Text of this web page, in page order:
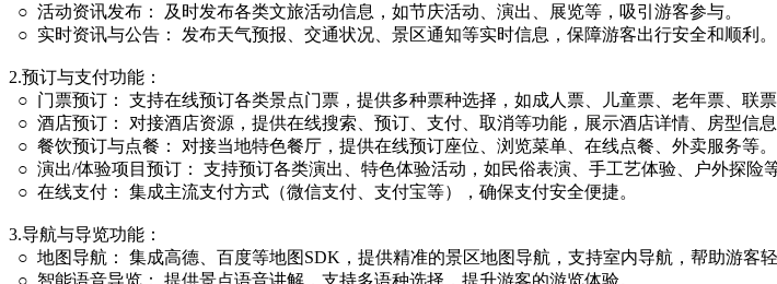
○ 活动资讯发布： 及时发布各类文旅活动信息，如节庆活动、演出、展览等，吸引游客参与。
○ 实时资讯与公告： 发布天气预报、交通状况、景区通知等实时信息，保障游客出行安全和顺利。
2.预订与支付功能：
○ 门票预订： 支持在线预订各类景点门票，提供多种票种选择，如成人票、儿童票、老年票、联
○ 酒店预订： 对接酒店资源，提供在线搜索、预订、支付、取消等功能，展示酒店详情、房型信息
○ 餐饮预订与点餐： 对接当地特色餐厅，提供在线预订座位、浏览菜单、在线点餐、外卖服务等。
○ 演出/体验项目预订： 支持预订各类演出、特色体验活动，如民俗表演、手工艺体验、户外探险等
○ 在线支付： 集成主流支付方式（微信支付、支付宝等），确保支付安全便捷。
3.导航与导览功能：
○ 地图导航： 集成高德、百度等地图SDK，提供精准的景区地图导航，支持室内导航，帮助游客轻
○ 智能语音导览： 提供景点语音讲解，支持多语种选择，提升游客的游览体验。